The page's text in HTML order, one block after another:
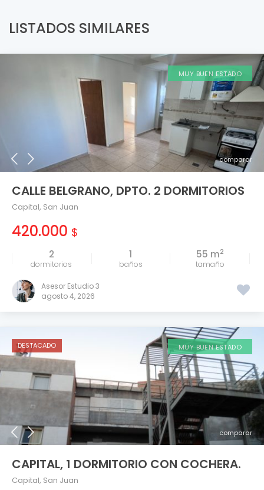
LISTADOS SIMILARES
comparar
MUY BUEN ESTADO
CALLE BELGRANO, DPTO. 2 DORMITORIOS
Capital, San Juan
420.000 $
2 1 55 m2
tamaño
Asesor Estudio 3
agosto 4, 2026
comparar
DESTACADO MUY BUEN ESTADO
CAPITAL, 1 DORMITORIO CON COCHERA.
Capital, San Juan